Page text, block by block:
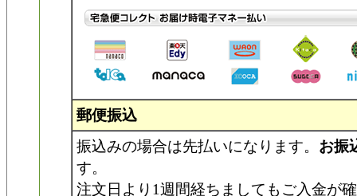
郵便振込
振込みの場合は先払いになります。 お振
す。
注文日より1週間経ちましてもご入金が